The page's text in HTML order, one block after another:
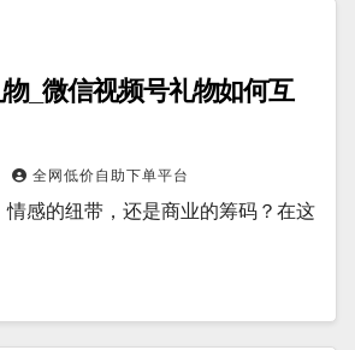
_微信视频号礼物如何互
全网低价自助下单平台
情感的纽带，还是商业的筹码？在这